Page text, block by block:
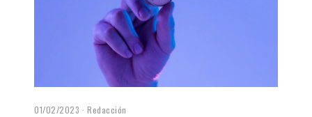
01/02/2023 Redacción